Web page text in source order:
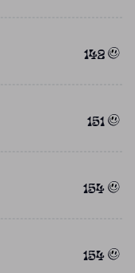
142
151
154
154